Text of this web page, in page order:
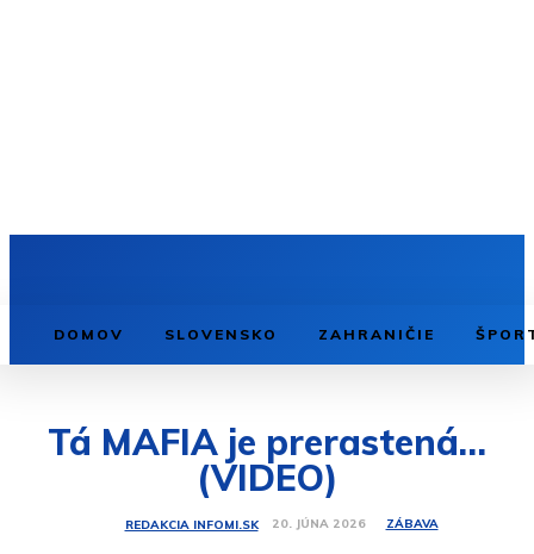
DOMOV SLOVENSKO ZAHRANIČIE
Tá MAFIA je prerastená…
(VIDEO)
REDAKCIA INFOMI.SK 20. JÚNA 2026 ZÁBAVA